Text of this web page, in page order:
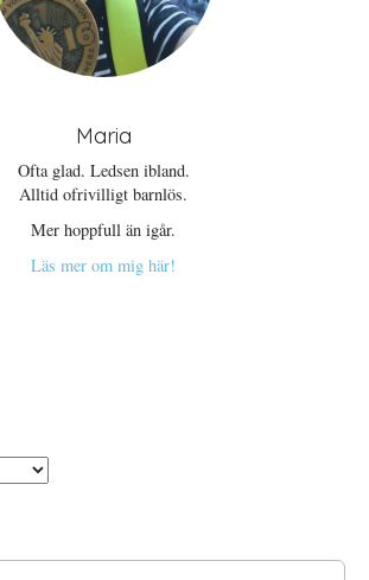
Maria
Ofta glad. Ledsen ibland.
Alltid ofrivilligt barnlös.
Mer hoppfull än igår.
Läs mer om mig här!